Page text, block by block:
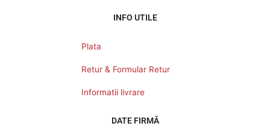
INFO UTILE
Plata
Retur & Formular Retur
Informatii livrare
DATE FIRMĂ